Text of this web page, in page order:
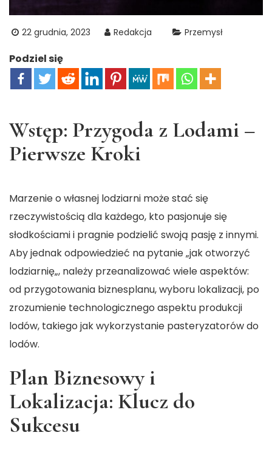
22 grudnia, 2023 Redakcja Przemysł
Podziel się
Wstęp: Przygoda z Lodami –
Pierwsze Kroki
Marzenie o własnej lodziarni może stać się
rzeczywistością dla każdego, kto pasjonuje się
słodkościami i pragnie podzielić swoją pasję z innymi.
Aby jednak odpowiedzieć na pytanie „jak otworzyć
lodziarnię„, należy przeanalizować wiele aspektów:
od przygotowania biznesplanu, wyboru lokalizacji, po
zrozumienie technologicznego aspektu produkcji
lodów, takiego jak wykorzystanie pasteryzatorów do
lodów.
Plan Biznesowy i
Lokalizacja: Klucz do
Sukcesu